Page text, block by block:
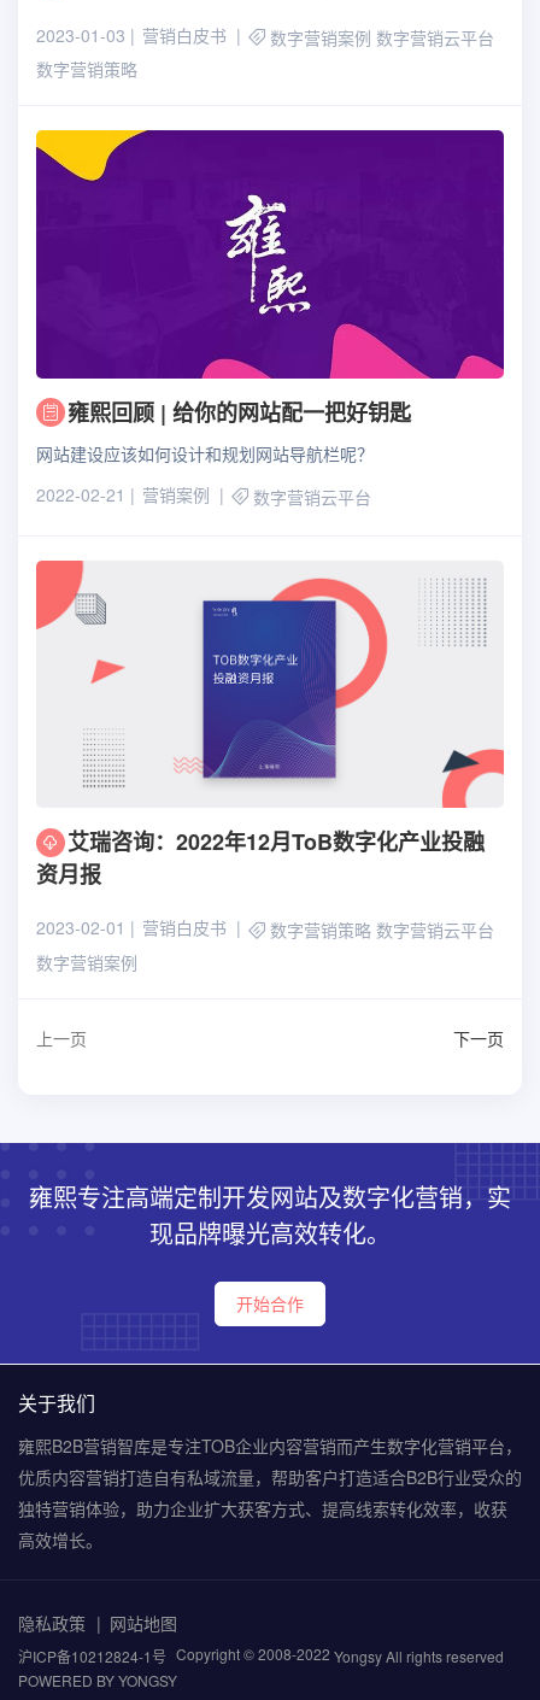
2023-01-03 营销白皮书 数字营销案例 数字营销云平台
数字营销策略
雍熙回顾 | 给你的网站配一把好钥匙
网站建设应该如何设计和规划网站导航栏呢？
2022-02-21
营销案例 数字营销云平台
艾瑞咨询：2022年12月ToB数字化产业投融
资月报
2023-02-01 营销白皮书 数字营销策略 数字营销云平台
数字营销案例
上一页 下一页
雍熙专注高端定制开发网站及数字化营销，实
现品牌曝光高效转化。
开始合作
关于我们
雍熙B2B营销智库是专注TOB企业内容营销而产生数字化营销平台，
优质内容营销打造自有私域流量，帮助客户打造适合B2B行业受众的
独特营销体验，助力企业扩大获客方式、提高线索转化效率，收获
高效增长。
沪ICP备10212824-1号 Copyright © 2008-2022 Yongsy All rights reserved
POWERED BY YONGSY
隐私政策 网站地图